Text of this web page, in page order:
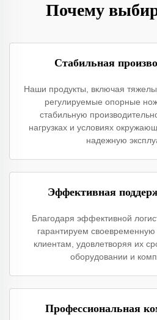
Почему
Стабильная
Наши продукты, включая
регулируемые опорные
стабильную
нагрузках и условиях
надежную
Эффективная
Благодаря эффективной
гарантируем своевременную
клиентам, удовлетворяя их
оборудовании и
Профессиональная